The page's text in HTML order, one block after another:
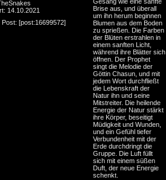
14.10.2021
[post:16699572]
Brise aus, und überall
um ihn herum beginnen
Blumen aus dem Boden
zu sprießen. Die Farben
der Blüten erstrahlen in
einem sanften Licht,
während ihre Blätter sich
öffnen. Der Prophet
singt die Melodie der
Göttin Chasun, und mit
jedem Wort durchfließt
die Lebenskraft der
Natur ihn und seine
Mitstreiter. Die heilende
Energie der Natur stärkt
ihre Körper, beseitigt
Müdigkeit und Wunden,
und ein Gefühl tiefer
Verbundenheit mit der
Erde durchdringt die
Gruppe. Die Luft füllt
sich mit einem süßen
Duft, der neue Energie
schenkt.